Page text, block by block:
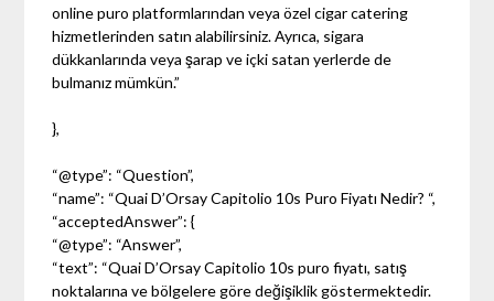
online puro platformlarından veya özel cigar catering
hizmetlerinden satın alabilirsiniz. Ayrıca, sigara
dükkanlarında veya şarap ve içki satan yerlerde de
bulmanız mümkün.”
},
“@type”: “Question”,
“name”: “Quai D’Orsay Capitolio 10s Puro Fiyatı Nedir? “,
“acceptedAnswer”: {
“@type”: “Answer”,
“text”: “Quai D’Orsay Capitolio 10s puro fiyatı, satış
noktalarına ve bölgelere göre değişiklik göstermektedir.